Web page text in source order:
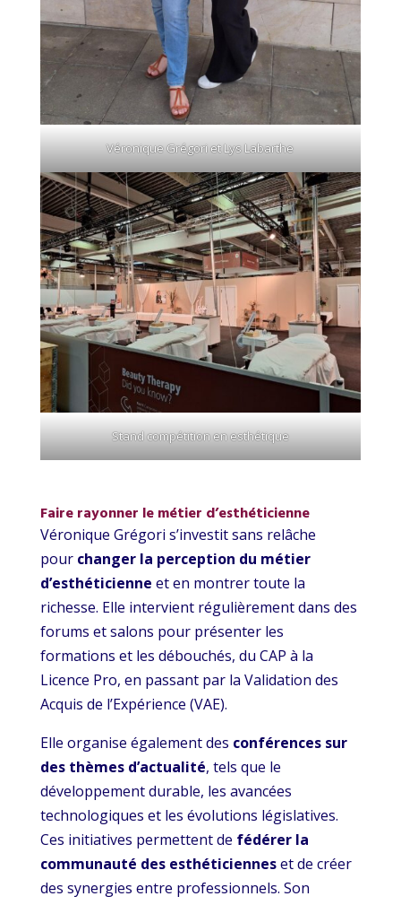
Véronique Grégori et Lys Labarthe
Stand compétition en esthétique
Faire rayonner le métier d’esthéticienne
Véronique Grégori s’investit sans relâche
pour changer la perception du métier
d’esthéticienne et en montrer toute la
richesse. Elle intervient régulièrement dans des
forums et salons pour présenter les
formations et les débouchés, du CAP à la
Licence Pro, en passant par la Validation des
Acquis de l’Expérience (VAE).
Elle organise également des conférences sur
des thèmes d’actualité, tels que le
développement durable, les avancées
technologiques et les évolutions législatives.
Ces initiatives permettent de fédérer la
communauté des esthéticienneset de créer
des synergies entre professionnels. Son